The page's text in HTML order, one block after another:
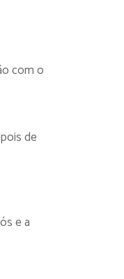
com o
de
e a